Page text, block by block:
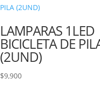
LAMPARAS 1LED
BICICLETA DE
(2UND)
$9,900